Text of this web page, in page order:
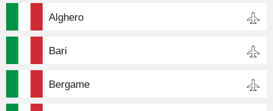
Alghero
Bari
Bergame